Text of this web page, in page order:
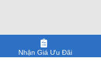
Nhận Giá Ưu Đãi